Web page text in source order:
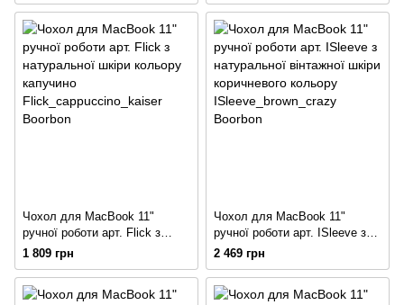
кольору
Чохол для MacBook 11"
ручної роботи арт. Flick з
натуральної шкіри кольору
1 809 грн
Чохол для MacBook 11"
ручної роботи арт. ISleeve з
натуральної вінтажної шкіри
2 469 грн